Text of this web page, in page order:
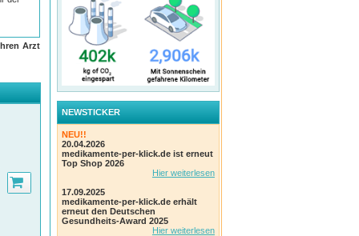
Arzt
NEWSTICKER
NEU!!
20.04.2026
medikamente-per-klick.de ist erneut
Top Shop 2026
Hier weiterlesen
17.09.2025
medikamente-per-klick.de erhält
erneut den Deutschen
Gesundheits-Award 2025
Hier weiterlesen